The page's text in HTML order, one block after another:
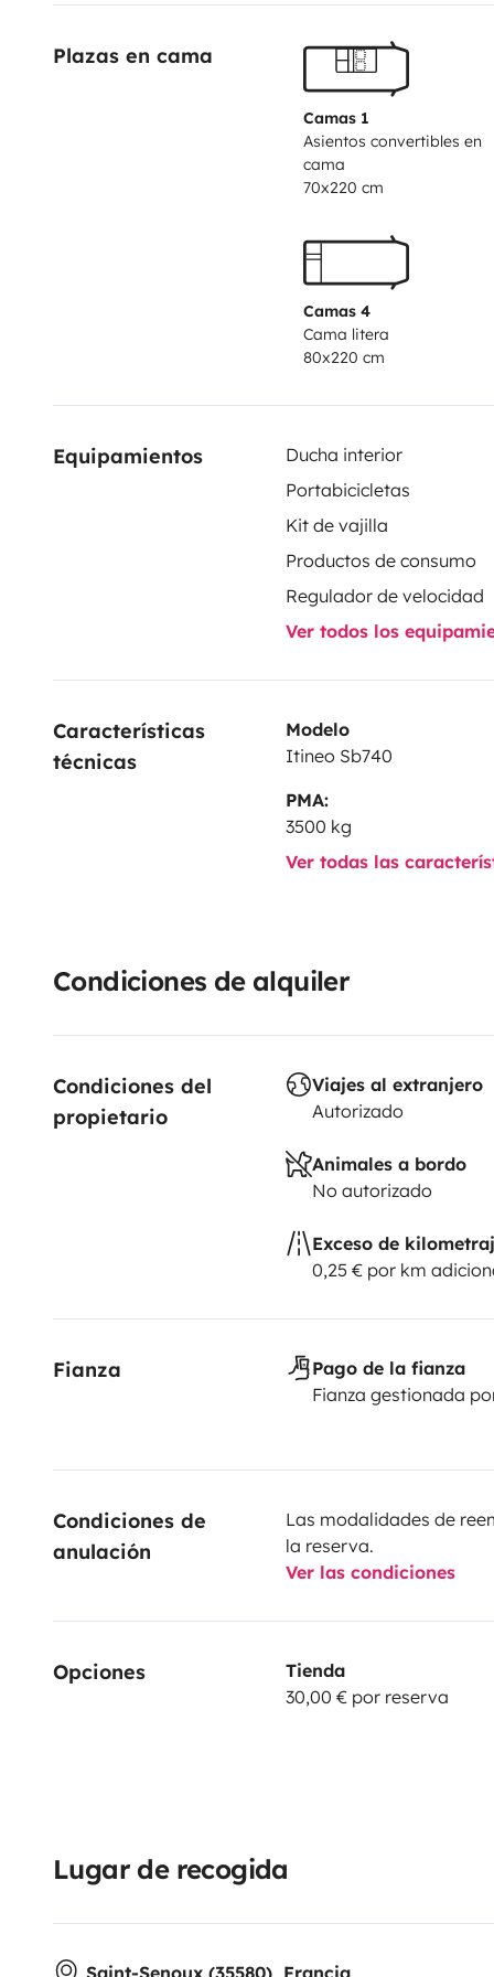
4 fauteuils inclinables
store 4,50m sur le camping carN’hesitez pas à nous
Plazas en cama
Camas 1
Asientos convertibles en
cama
70x220 cm
Camas 4
Cama litera
80x220 cm
Equipamientos Ducha interior
Portabicicletas
Kit de vajilla
Productos de consumo
Regulador de velocidad
Ver todos los
Características
técnicas
Modelo
Itineo Sb740
PMA:
3500 kg
Ver todas las
Condiciones de alquiler
Condiciones del
propietario
Viajes al extranjero
Autorizado
Animales a bordo
No autorizado
Exceso de
0,25 € por km
Fianza
Pago de la fianza
Fianza gestionada
Condiciones de
anulación
Las modalidades de
la reserva.
Ver las condiciones
Opciones
Tienda
30,00 € por reserva
Lugar de recogida